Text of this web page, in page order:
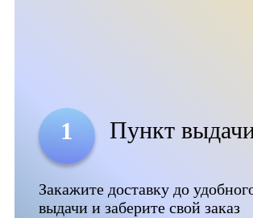
1 Пункт
Закажите доставку до
выдачи и заберите свой заказ